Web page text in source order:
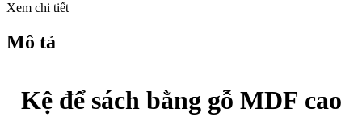
Xem chi tiết
Mô tả
Kệ để sách bằng gỗ MDF cao